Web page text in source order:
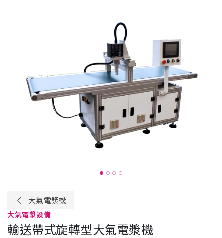
大氣電漿機
大氣電漿設備
輸送帶式旋轉型大氣電漿機